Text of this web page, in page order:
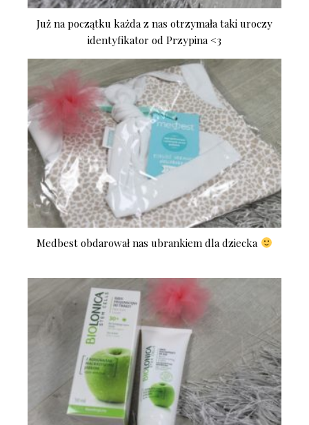
Już na początku każda z nas otrzymała taki uroczy
identyfikator od Przypina <3
Medbest obdarował nas ubrankiem dla dziecka